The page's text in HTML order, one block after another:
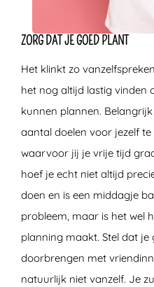
ZORG DAT JE GOED PLANT
Het klinkt zo
het nog altijd lastig vinden
kunnen plannen.
aantal doelen voor jezelf
waarvoor jij je vrije tijd
hoef je echt niet altijd
doen en is een middagje
probleem, maar is het wel
planning maakt. Stel dat
doorbrengen met
natuurlijk niet vanzelf. Je